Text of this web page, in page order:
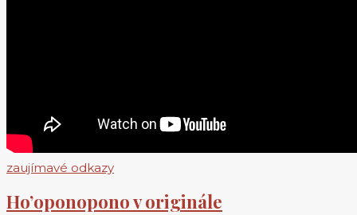
zaujímavé odkazy
Ho’oponopono v originále